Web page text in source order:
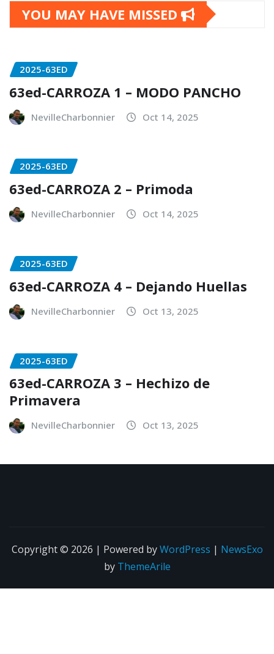
YOU MAY HAVE MISSED
2025-63ED
63ed-CARROZA 1 – MODO PANCHO
NevilleCharbonnier Oct 14, 2025
2025-63ED
63ed-CARROZA 2 – Primoda
NevilleCharbonnier Oct 14, 2025
2025-63ED
63ed-CARROZA 4 – Dejando Huellas
NevilleCharbonnier Oct 13, 2025
2025-63ED
63ed-CARROZA 3 – Hechizo de
Primavera
NevilleCharbonnier Oct 13, 2025
Copyright © 2026 | Powered byWordPress | NewsExo
by ThemeArile